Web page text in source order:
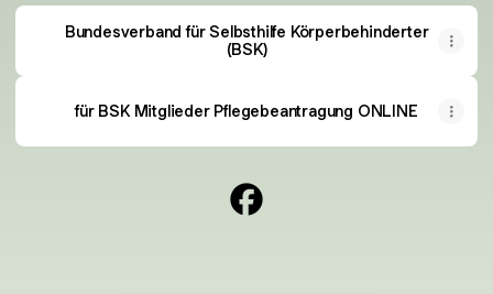
Bundesverband für Selbsthilfe Körperbehinderter
(BSK)
für BSK Mitglieder Pflegebeantragung ONLINE